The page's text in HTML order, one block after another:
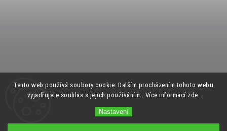
Tento web používá soubory cookie. Dalším procházením tohoto webu
vyjadřujete souhlas s jejich používáním.. Více informací zde.
Nastavení